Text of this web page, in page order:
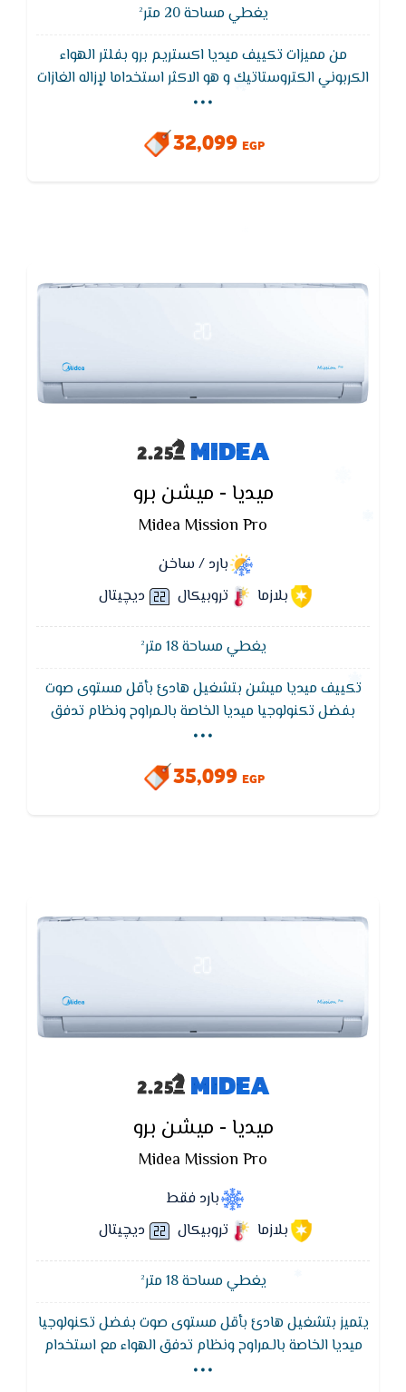
يغطي مساحة 20 متر²
من مميزات تكييف ميديا اكستريم برو بفلتر الهواء
الكربوني الكتروستاتيك و هو الاكثر استخداما لإزاله الغازات
عبر طبقه من الكربون النشط و يسمي ايضا الفحم النشط
المنبعثه عاده في المنزل كما يستخدم ايضا لإزاله الروائح
...
32,099 EGP
MIDEA
ميديا - ميشن برو
Midea Mission Pro
بارد / ساخن
بلازما
تروبيكال ديچيتال
يغطي مساحة 18 متر²
تكييف ميديا ميشن بتشغيل هادئ بأقل مستوى صوت
بفضل تكنولوجيا ميديا الخاصة بالـمراوح ونظام تدفق
الهواء مع استخدام ضاغط هادئ التشغيل , و ايضا يتميز
درجه مئويه
...
35,099 EGP
MIDEA
ميديا - ميشن برو
Midea Mission Pro
بارد فقط
بلازما
تروبيكال ديچيتال
يغطي مساحة 18 متر²
يتميز بتشغيل هادئ بأقل مستوى صوت بفضل تكنولوجيا
ميديا الخاصة بالـمراوح ونظام تدفق الهواء مع استخدام
...